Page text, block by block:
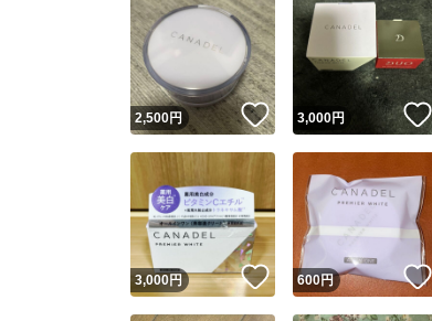
2,500円 いいね！
3,000円
3,000円 いいね！
600円